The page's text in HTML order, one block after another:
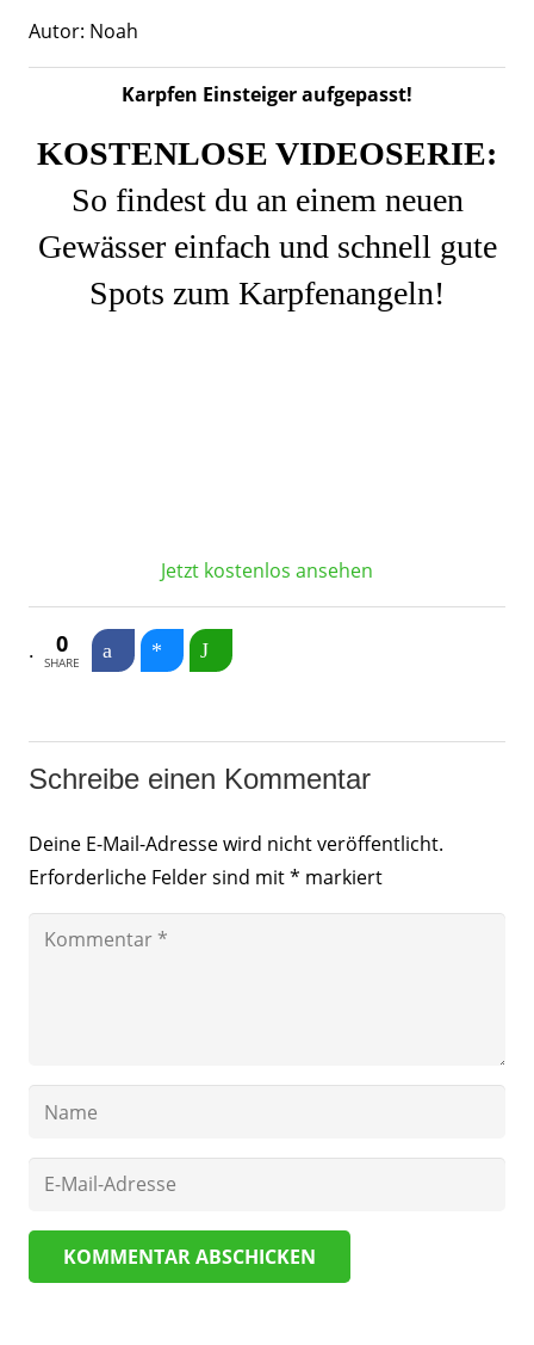
Autor: Noah
Karpfen Einsteiger aufgepasst!
KOSTENLOSE VIDEOSERIE:
So findest du an einem neuen
Gewässer einfach und schnell gute
Spots zum Karpfenangeln!
Jetzt kostenlos ansehen
0
SHARE
Schreibe einen Kommentar
Deine E-Mail-Adresse wird nicht veröffentlicht.
Erforderliche Felder sind mit* markiert
KOMMENTAR ABSCHICKEN